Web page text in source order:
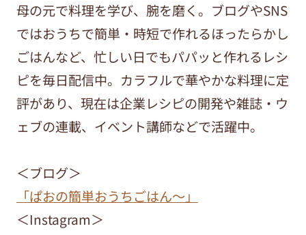
母の元で料理を学び、腕を磨く。ブログやSNS
ではおうちで簡単・時短で作れるほったらかし
ごはんなど、忙しい日でもパパッと作れるレシ
ピを毎日配信中。カラフルで華やかな料理に定
評があり、現在は企業レシピの開発や雑誌・ウ
ェブの連載、イベント講師などで活躍中。
＜ブログ＞
「ぱおの簡単おうちごはん～」
＜Instagram＞